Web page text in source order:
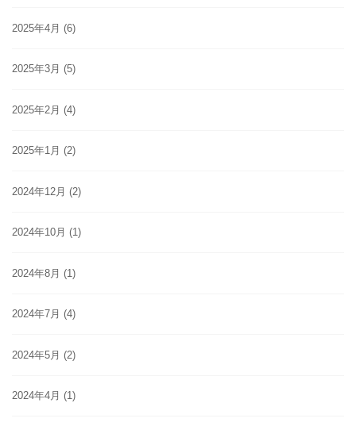
2025年4月 (6)
2025年3月 (5)
2025年2月 (4)
2025年1月 (2)
2024年12月 (2)
2024年10月 (1)
2024年8月 (1)
2024年7月 (4)
2024年5月 (2)
2024年4月 (1)